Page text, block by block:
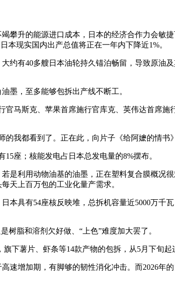
升的能源进口成本，日本的经济合作力会敏捷
本现实国内出产总值将正在一年内下降近1%。
有40多艘日本油轮持久锚泊畅留，导致原油
，至多能够包拆出产线不断工。
斯克、苹果首席施行官库克、英伟达首席施
都看到了。正在此，向片子《给阿嬷的情书
座；核能发电占日本总发电量的8%摆布。
利用动物油基的油墨，正在塑料复合膜概况
天上百万包的工业化量产需求。
具有54座核反映堆，总拆机容量近5000万千
脂和溶剂欠好做、“上色”难度加大罢了。
薯片、虾条等14款产物的包拆，从5月下旬起
增加期，有脚够的韧性消化冲击。而2026年的